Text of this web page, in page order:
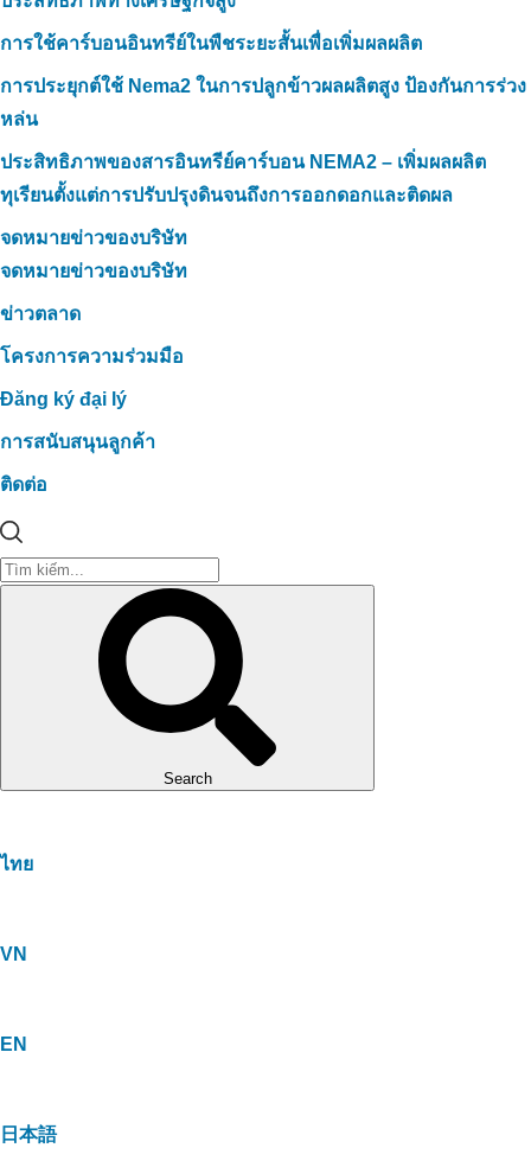
การใช้คาร์บอนอินทรีย์ในพืชระยะสั้นเพื่อเพิ่มผลผลิต
การประยุกต์ใช้ Nema2 ในการปลูกข้าวผลผลิตสูง ป้องกันการร่วง
หล่น
ประสิทธิภาพของสารอินทรีย์คาร์บอน NEMA2 – เพิ่มผลผลิต
ทุเรียนตั้งแต่การปรับปรุงดินจนถึงการออกดอกและติดผล
จดหมายข่าวของบริษัท
จดหมายข่าวของบริษัท
ข่าวตลาด
โครงการความร่วมมือ
Đăng ký đại lý
การสนับสนุนลูกค้า
ติดต่อ
Search
ไทย
VN
EN
日本語